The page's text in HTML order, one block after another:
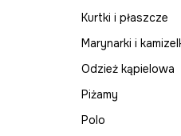
Marynarki
Piżamy
Skarpetki
Kalosze
Kozaki i botki
Kapcie
podróżne
Okulary
Czapki i kapelusze
Szaliki i chusty
Biżuteria
Kurtki i płaszcze
Marynarki i
Odzież kąpielowa
Piżamy
Polo